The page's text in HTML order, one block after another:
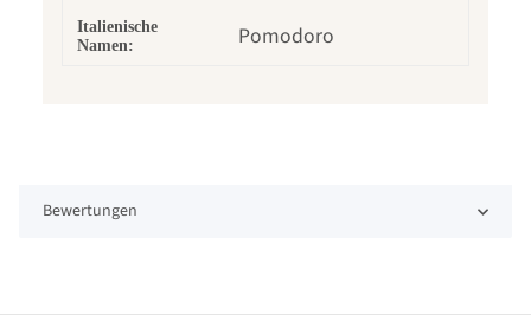
Italienische
Namen:
Pomodoro
Bewertungen